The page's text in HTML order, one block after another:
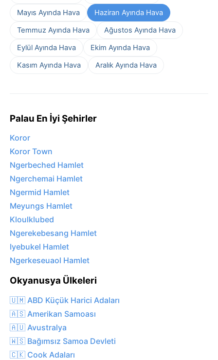
Mayıs Ayında Hava
Haziran Ayında Hava
Temmuz Ayında Hava
Ağustos Ayında Hava
Eylül Ayında Hava
Ekim Ayında Hava
Kasım Ayında Hava
Aralık Ayında Hava
Palau En İyi Şehirler
Koror
Koror Town
Ngerbeched Hamlet
Ngerchemai Hamlet
Ngermid Hamlet
Meyungs Hamlet
Kloulklubed
Ngerekebesang Hamlet
Iyebukel Hamlet
Ngerkeseuaol Hamlet
Okyanusya Ülkeleri
🇺🇲 ABD Küçük Harici Adaları
🇦🇸 Amerikan Samoası
🇦🇺 Avustralya
🇼🇸 Bağımsız Samoa Devleti
🇨🇰 Cook Adaları